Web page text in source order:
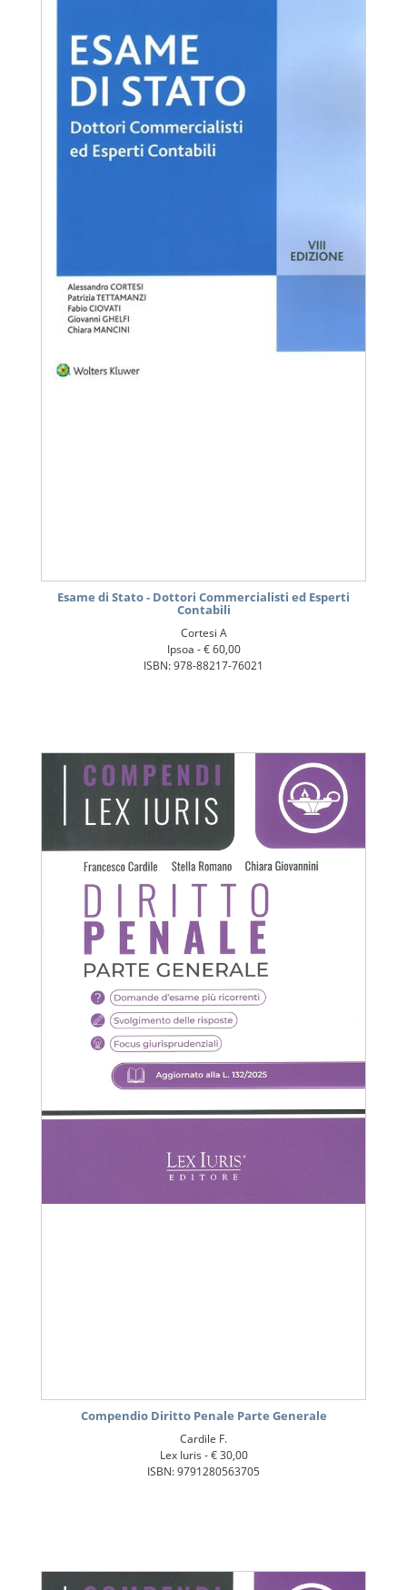
Esame di Stato - Dottori Commercialisti ed Esperti
Contabili
Cortesi A
Ipsoa -€ 60,00
ISBN: 978-88217-76021
Compendio Diritto Penale Parte Generale
Cardile F.
Lex Iuris -€ 30,00
ISBN: 9791280563705